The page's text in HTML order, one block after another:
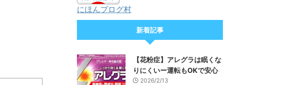
にほんブログ村
新着記事
【花粉症】アレグラは眠くな
りにくいー運転もOKで安心
2026/2/13